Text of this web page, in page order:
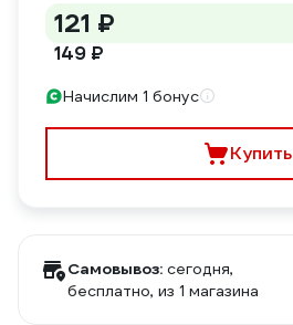
121 ₽
149 ₽
Начислим 1 бонус
Купить
Самовывоз: сегодня,
бесплатно, из 1 магазина